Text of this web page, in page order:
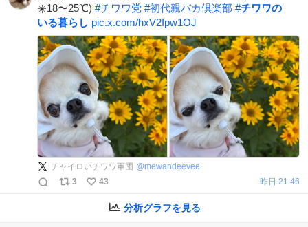
を
す
☀️18〜25℃) #チワワ党 #初代親バカ倶楽部 #チワワの
いる暮らし pic.x.com/hxV2Ipw1OJ
チャイロいチワワ軍団 @mewandeevee
3
43 昨日 21:46
分析グラフを見る